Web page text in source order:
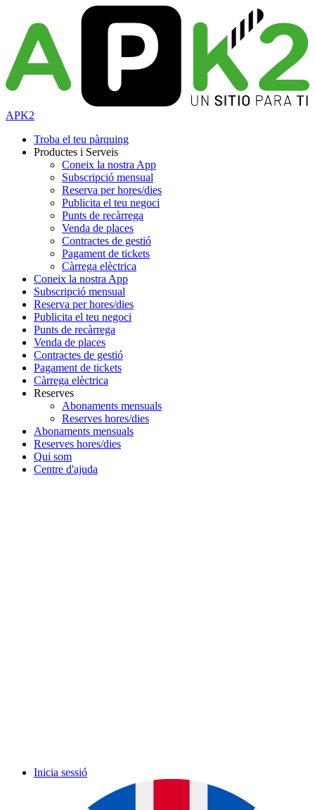
APK2
Troba el teu pàrquing
Productes i Serveis
Coneix la nostra App
Subscripció mensual
Reserva per hores/dies
Publicita el teu negoci
Punts de recàrrega
Venda de places
Contractes de gestió
Pagament de tickets
Càrrega elèctrica
Coneix la nostra App
Subscripció mensual
Reserva per hores/dies
Publicita el teu negoci
Punts de recàrrega
Venda de places
Contractes de gestió
Pagament de tickets
Càrrega elèctrica
Reserves
Abonaments mensuals
Reserves hores/dies
Abonaments mensuals
Reserves hores/dies
Qui som
Centre d'ajuda
Inicia sessió